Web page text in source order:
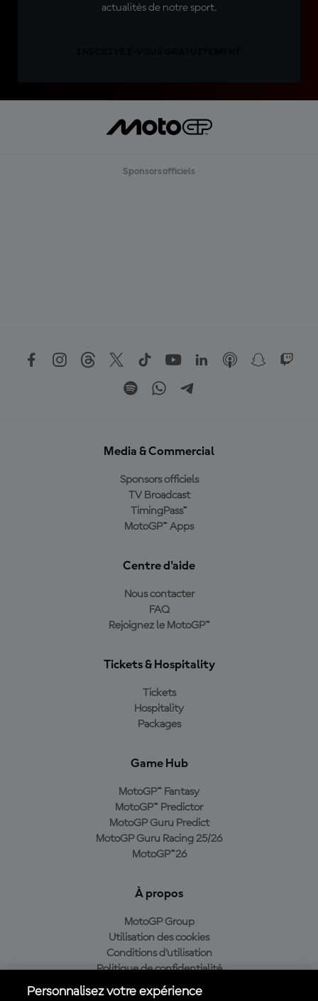
actualités de notre sport.
Sponsors officiels
Media & Commercial
Sponsors officiels
TV Broadcast
TimingPass™
MotoGP™ Apps
Centre d'aide
Nous contacter
FAQ
Rejoignez le MotoGP™
Tickets & Hospitality
Tickets
Hospitality
Packages
Game Hub
MotoGP™ Fantasy
MotoGP™ Predictor
MotoGP Guru Predict
MotoGP Guru Racing 25/26
MotoGP™26
À propos
MotoGP Group
Utilisation des cookies
Conditions d'utilisation
Politique de confidentialité
Politique d’achat
Personnalisez votre expérience